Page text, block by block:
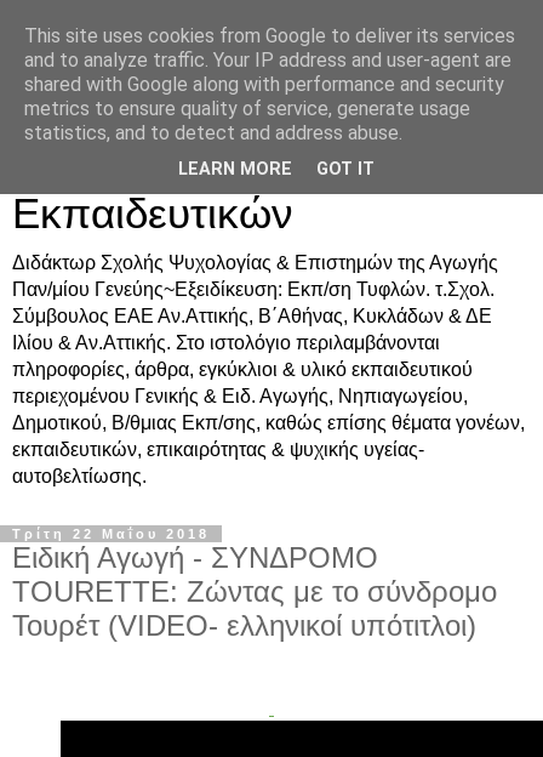
Δρ. Ράνια Χιουρέα-
Συμβουλευτική &
Υποστήριξη Γονέων &
Εκπαιδευτικών
Διδάκτωρ Σχολής Ψυχολογίας & Επιστημών της Αγωγής
Παν/μίου Γενεύης~Εξειδίκευση: Εκπ/ση Τυφλών. τ.Σχολ.
Σύμβουλος ΕΑΕ Αν.Αττικής, Β΄Αθήνας, Κυκλάδων & ΔΕ
Ιλίου & Αν.Αττικής. Στο ιστολόγιο περιλαμβάνονται
πληροφορίες, άρθρα, εγκύκλιοι & υλικό εκπαιδευτικού
περιεχομένου Γενικής & Ειδ. Αγωγής, Νηπιαγωγείου,
Δημοτικού, Β/θμιας Εκπ/σης, καθώς επίσης θέματα γονέων,
εκπαιδευτικών, επικαιρότητας & ψυχικής υγείας-
αυτοβελτίωσης.
Τρίτη 22 Μαΐου 2018
Ειδική Αγωγή - ΣΥΝΔΡΟΜΟ
TOURETTE: Ζώντας με το σύνδρομο
Τουρέτ (VIDEO- ελληνικοί υπότιτλοι)
This site uses cookies from Google to deliver its services
and to analyze traffic. Your IP address and user-agent are
shared with Google along with performance and security
metrics to ensure quality of service, generate usage
statistics, and to detect and address abuse.
LEARN MORE GOT IT